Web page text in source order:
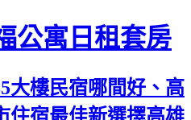
公寓日租套房
大樓民宿哪間好、高